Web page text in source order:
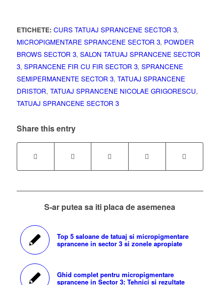
ETICHETE: CURS TATUAJ SPRANCENE SECTOR 3,
MICROPIGMENTARE SPRANCENE SECTOR 3, POWDER
BROWS SECTOR 3, SALON TATUAJ SPRANCENE SECTOR
3, SPRANCENE FIR CU FIR SECTOR 3, SPRANCENE
SEMIPERMANENTE SECTOR 3, TATUAJ SPRANCENE
DRISTOR, TATUAJ SPRANCENE NICOLAE GRIGORESCU,
TATUAJ SPRANCENE SECTOR 3
Share this entry
S-ar putea sa iti placa de asemenea
Top 5 saloane de tatuaj si micropigmentare
sprancene in sector 3 si zonele apropiate
Ghid complet pentru micropigmentare
sprancene in Sector 3: Tehnici si rezultate